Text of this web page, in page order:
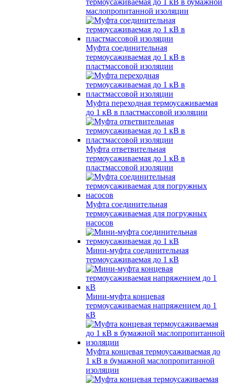
термоусаживаемая до 1 кВ в бумажной
маслопропитанной изоляции
Муфта соединительная
термоусаживаемая до 1 кВ в
пластмассовой изоляции
Муфта переходная термоусаживаемая
до 1 кВ в пластмассовой изоляции
Муфта ответвительная
термоусаживаемая до 1 кВ в
пластмассовой изоляции
Муфта соединительная
термоусаживаемая для погружных
насосов
Мини-муфта соединительная
термоусаживаемая до 1 кВ
Мини-муфта концевая
термоусаживаемая напряжением до 1
кВ
Муфта концевая термоусаживаемая до
1 кВ в бумажной маслопропитанной
изоляции